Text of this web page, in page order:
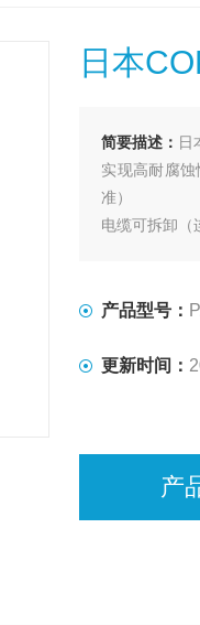
日本
简要描述： 日
实现高耐腐
准）
电缆可拆卸（
产品型号：
更新时间：
产